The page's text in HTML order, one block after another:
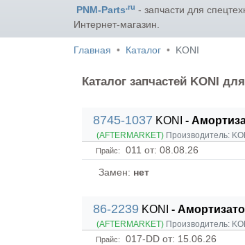
PNM-Parts.ru - запчасти для
Интернет-магазин.
Главная Каталог KONI
Каталог запчастей KONI
8745-1037 KONI -
(AFTERMARKET)Производитель:
Прайс: 011 от: 08.08.26
Замен: нет
86-2239 KONI -
(AFTERMARKET)Производитель:
Прайс: 017-DD от: 15.06.26